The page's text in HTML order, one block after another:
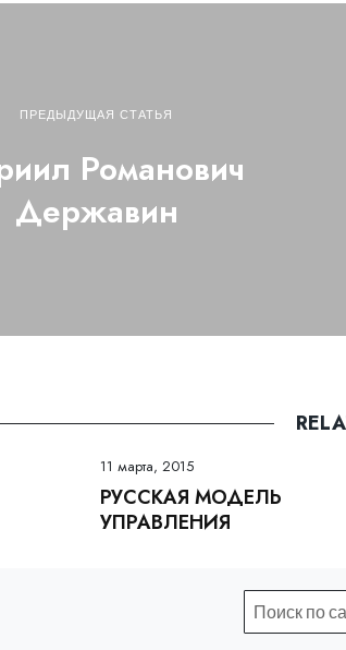
ПРЕДЫДУЩАЯ СТАТЬЯ
Романович
Державин
11 марта, 2015
РУССКАЯ МОДЕЛЬ
УПРАВЛЕНИЯ